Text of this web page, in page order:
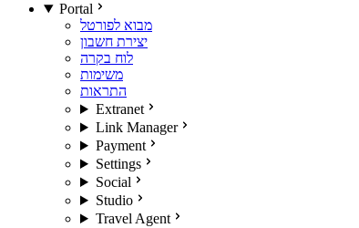
Portal
מבוא לפורטל
יצירת חשבון
לוח בקרה
משימות
התראות
Extranet
Link Manager
Payment
Settings
Social
Studio
Travel Agent